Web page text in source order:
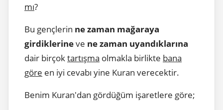
mı?
Bu gençlerin ne zaman mağaraya
girdiklerineve ne zaman uyandıklarına
dair birçoktartışma olmakla birlikte bana
göre en iyi cevabı yine Kuran verecektir.
Benim Kuran'dan gördüğüm işaretlere göre;